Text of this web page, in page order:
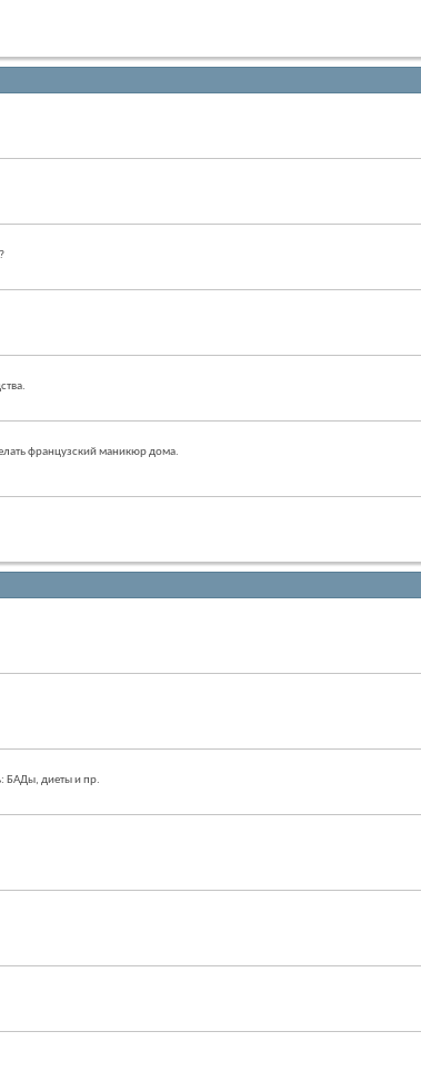
французский маникюр дома.
БАДы, диеты и пр.